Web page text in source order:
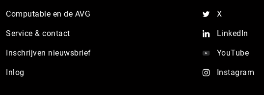
Computable en de AVG
Service & contact
Inschrijven nieuwsbrief
Inlog
X
LinkedIn
YouTube
Instagram